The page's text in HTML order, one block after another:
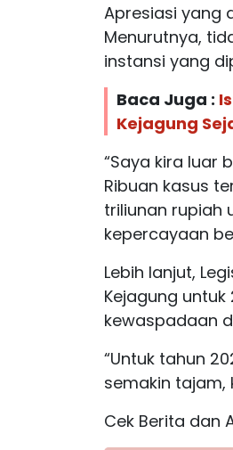
Apresiasi yang
Menurutnya,
instansi yang
Baca Juga :
Kejagung
“Saya kira luar
Ribuan kasus
triliunan rupiah
kepercayaan
Lebih lanjut,
Kejagung
kewaspadaan
“Untuk tahun
semakin tajam,
Cek Berita dan